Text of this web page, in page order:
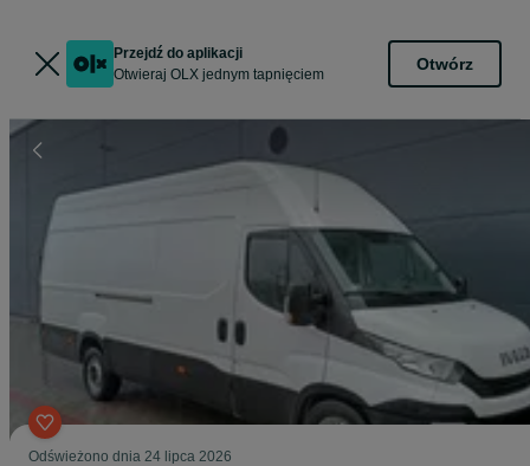
Przejdź do aplikacji
Otwieraj OLX jednym tapnięciem
Otwórz
Odświeżono dnia 24 lipca 2026